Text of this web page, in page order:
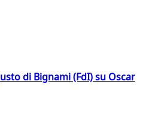
di Bignami (FdI) su Oscar